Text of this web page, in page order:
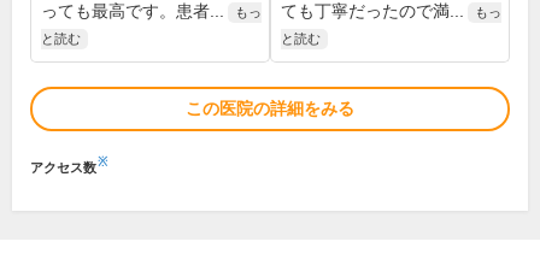
っても最高です。患者...
もっ
と読む
ても丁寧だったので満...
もっ
と読む
この医院の詳細をみる
アクセス数※